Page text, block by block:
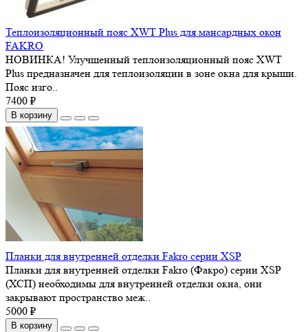
Теплоизоляционный пояс XWT Plus для мансардных окон
FAKRO
НОВИНКА! Улучшенный теплоизоляционный пояс XWT
Plus предназначен для теплоизоляции в зоне окна для крыши.
Пояс изго..
7400 ₽
В корзину
Планки для внутренней отделки Fakro серии XSP
Планки для внутренней отделки Fakro (Факро) серии XSP
(ХСП) необходимы для внутренней отделки окна, они
закрывают пространство меж..
5000 ₽
В корзину